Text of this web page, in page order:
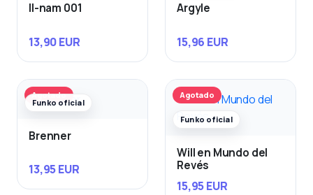
Il-nam 001
13,90 EUR
Argyle
15,96 EUR
Agotado
Funko oficial
Brenner
13,95 EUR
Agotado
Funko oficial
Will en Mundo del
Revés
15,95 EUR